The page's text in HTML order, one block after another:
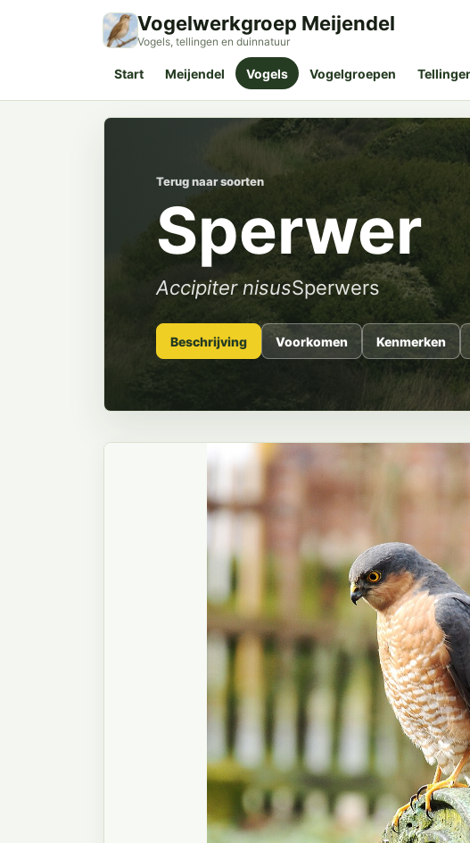
Vogelwerkgroep Meijendel
Vogels, tellingen en duinnatuur
Start Meijendel Vogels Vogelgroepen
Terug naar soorten
Sperwer
Accipiter nisusSperwers
Beschrijving Voorkomen Kenmerken